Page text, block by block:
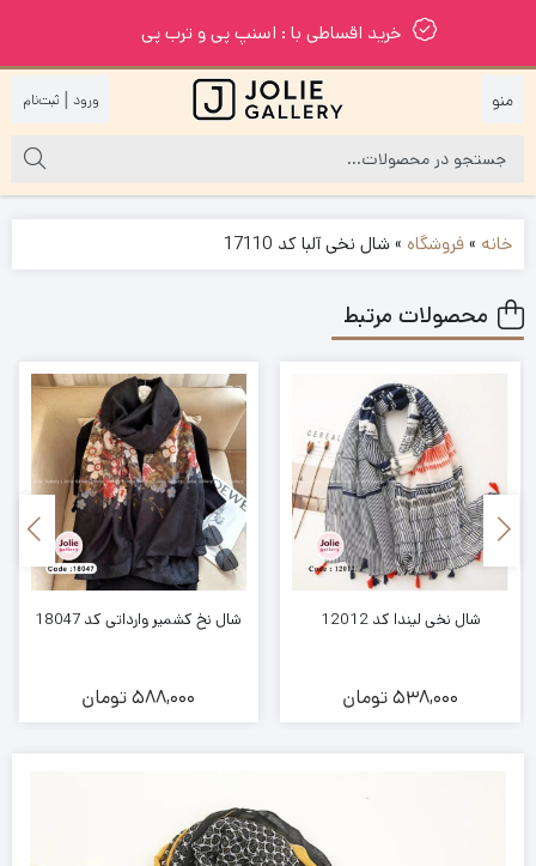
خرید اقساطی با : اسنپ پی و ترب پی
|
خانه »فروشگاه »شال نخی آلبا کد 17110
محصولات مرتبط
شال نخی لیندا کد 12012
538,000تومان
شال نخ کشمیر وارداتی کد 18047
588,000تومان